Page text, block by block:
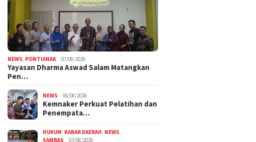
NEWS PONTIANAK 07/08/2026
Yayasan Dharma Aswad Salam Matangkan
Pen…
NEWS 06/08/2026
Kemnaker Perkuat Pelatihan dan
Penempata…
HUKUM KABAR DAERAH NEWS
SAMBAS
03/08/2026